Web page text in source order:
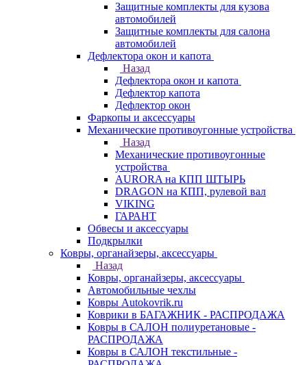
Защитные комплекты для кузова
автомобилей
Защитные комплекты для салона
автомобилей
Дефлектора окон и капота
Назад
Дефлектора окон и капота
Дефлектор капота
Дефлектор окон
Фаркопы и аксессуары
Механические противоугонные устройства
Назад
Механические противоугонные
устройства
AURORA на КПП ШТЫРЬ
DRAGON на КПП, рулевой вал
VIKING
ГАРАНТ
Обвесы и аксессуары
Подкрылки
Ковры, органайзеры, аксессуары
Назад
Ковры, органайзеры, аксессуары
Автомобильные чехлы
Ковры Autokovrik.ru
Коврики в БАГАЖНИК - РАСПРОДАЖА
Ковры в САЛОН полиуретановые -
РАСПРОДАЖА
Ковры в САЛОН текстильные -